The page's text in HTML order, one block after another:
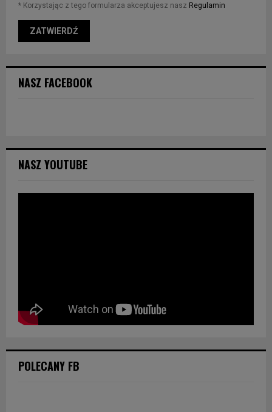
* Korzystając z tego formularza akceptujesz nasz Regulamin
NASZ FACEBOOK
NASZ YOUTUBE
POLECANY FB